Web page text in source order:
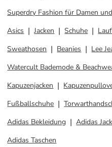
Superdry Fashion für Damen
Asics
Jacken Schuhe
Sweathosen
Beanies
Lee
Watercult Bademode &
Kapuzenjacken
Fußballschuhe
Adidas Bekleidung
Adidas
Adidas Taschen